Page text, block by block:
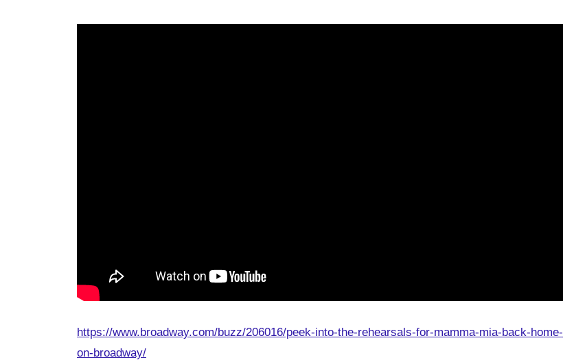
https://www.broadway.com/buzz/206016/peek-into-the-rehearsals-for-mamma-mia-back-home-
on-broadway/